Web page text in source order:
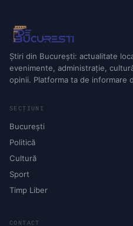
Știri din București: actualitate
evenimente, administrație,
opinii. Platforma ta de informare
SECȚIUNI
București
Politică
Cultură
Sport
Timp Liber
CONTACT